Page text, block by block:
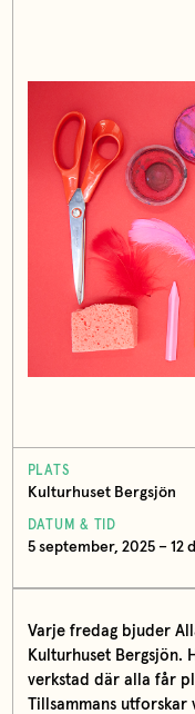
PLATS
Kulturhuset Bergsjön
DATUM & TID
5 september, 2025 – 12
Varje fredag bjuder
Kulturhuset
verkstad där alla får
Tillsammans